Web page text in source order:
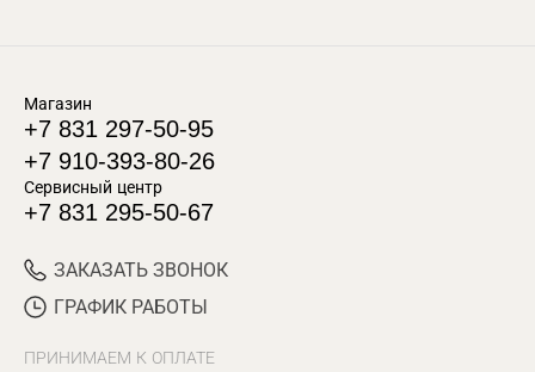
Магазин
+7 831 297-50-95
+7 910-393-80-26
Сервисный центр
+7 831 295-50-67
ЗАКАЗАТЬ ЗВОНОК
ГРАФИК РАБОТЫ
ПРИНИМАЕМ К ОПЛАТЕ